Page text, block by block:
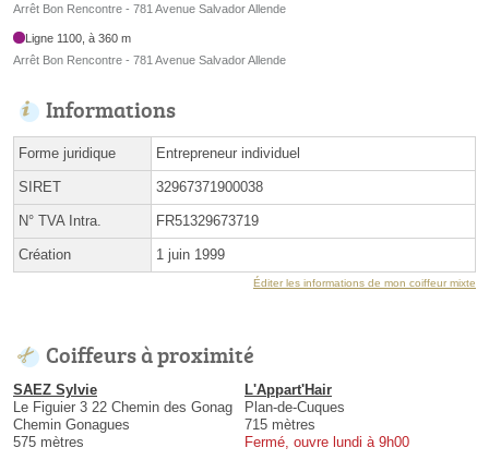
Arrêt Bon Rencontre - 781 Avenue Salvador Allende
Ligne 1100, à 360 m
Arrêt Bon Rencontre - 781 Avenue Salvador Allende
Informations
Forme juridique Entrepreneur individuel
SIRET 32967371900038
N° TVA Intra. FR51329673719
Création 1 juin 1999
Éditer les informations de mon coiffeur mixte
Coiffeurs à proximité
SAEZ Sylvie
Le Figuier 3 22 Chemin des Gonag
Chemin Gonagues
575 mètres
L'Appart'Hair
Plan-de-Cuques
715 mètres
Fermé, ouvre lundi à 9h00